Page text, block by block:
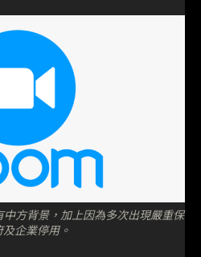
方背景，加上因為多次出現嚴重保
企業停用。